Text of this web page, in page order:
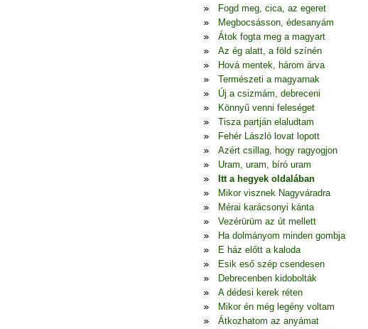
Fogd meg, cica, az egeret
Megbocsásson, édesanyám
Átok fogta meg a magyart
Az ég alatt, a föld színén
Hová mentek, három árva
Természeti a magyarnak
Új a csizmám, debreceni
Könnyű venni feleséget
Tisza partján elaludtam
Fehér László lovat lopott
Azért csillag, hogy ragyogjon
Uram, uram, bíró uram
Itt a hegyek oldalában
Mikor visznek Nagyváradra
Mérai karácsonyi kánta
Vezérürüm az út mellett
Ha dolmányom minden gombja
E ház előtt a kaloda
Esik eső szép csendesen
Debrecenben kidobolták
A dédesi kerek réten
Mikor én még legény voltam
Átkozhatom az anyámat